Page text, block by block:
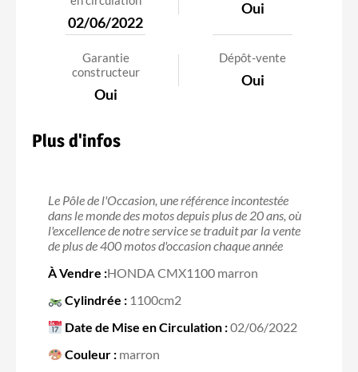
02/06/2022
Oui
Garantie
constructeur
Oui
Dépôt-vente
Oui
Plus d'infos
Le Pôle de l'Occasion, une référence incontestée
dans le monde des motos depuis plus de 20 ans, où
l'excellence de notre service se traduit par la vente
de plus de 400 motos d'occasion chaque année
À Vendre :HONDA CMX1100 marron
Cylindrée : 1100cm2
Date de Mise en Circulation :02/06/2022
Couleur : marron